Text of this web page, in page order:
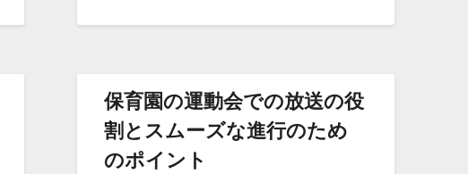
保育園の運動会での放送の役
割とスムーズな進行のため
のポイント